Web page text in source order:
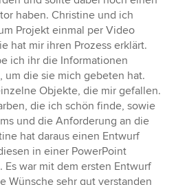
haben. Christine und ich
Projekt einmal per Video
hat mir ihren Prozess erklärt.
ich ihr die Informationen
um die sie mich gebeten hat.
Objekte, die mir gefallen.
die ich schön finde, sowie
und die Anforderung an die
hat daraus einen Entwurf
in einer PowerPoint
Es war mit dem ersten Entwurf
Wünsche sehr gut verstanden